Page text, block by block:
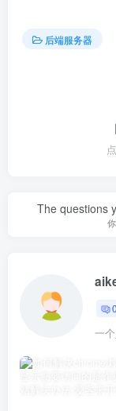
后端服务器
The questions
0